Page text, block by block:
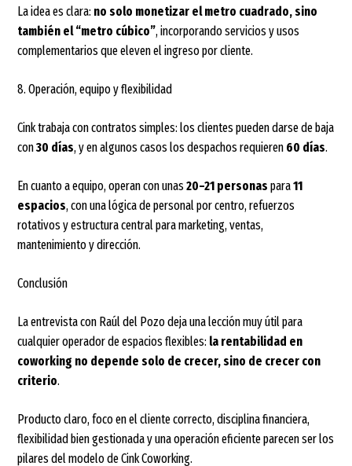
La idea es clara: no solo monetizar el metro cuadrado, sino
también el “metro cúbico”, incorporando servicios y usos
complementarios que eleven el ingreso por cliente.
8. Operación, equipo y flexibilidad
Cink trabaja con contratos simples: los clientes pueden darse de baja
con30 días, y en algunos casos los despachos requieren 60 días.
En cuanto a equipo, operan con unas20–21 personas para11
espacios, con una lógica de personal por centro, refuerzos
rotativos y estructura central para marketing, ventas,
mantenimiento y dirección.
Conclusión
La entrevista con Raúl del Pozo deja una lección muy útil para
cualquier operador de espacios flexibles: la rentabilidad en
coworking no depende solo de crecer, sino de crecer con
criterio.
Producto claro, foco en el cliente correcto, disciplina financiera,
flexibilidad bien gestionada y una operación eficiente parecen ser los
pilares del modelo de Cink Coworking.